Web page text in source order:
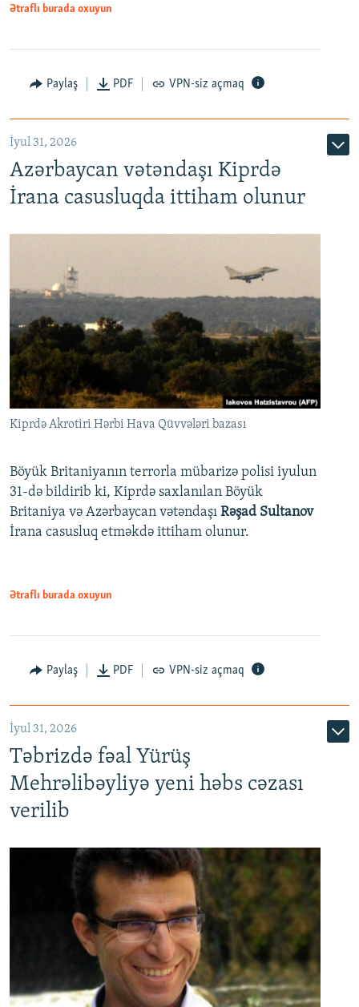
Ətraflı burada oxuyun
Paylaş PDF VPN-siz açmaq
İyul 31, 2026
Azərbaycan vətəndaşı Kiprdə
İrana casusluqda ittiham olunur
Kiprdə Akrotiri Hərbi Hava Qüvvələri bazası
Böyük Britaniyanın terrorla mübarizə polisi iyulun
31-də bildirib ki, Kiprdə saxlanılan Böyük
Britaniya və Azərbaycan vətəndaşı Rəşad Sultanov
İrana casusluq etməkdə ittiham olunur.
Ətraflı burada oxuyun
Paylaş PDF VPN-siz açmaq
İyul 31, 2026
Təbrizdə fəal Yürüş
Mehrəlibəyliyə yeni həbs cəzası
verilib